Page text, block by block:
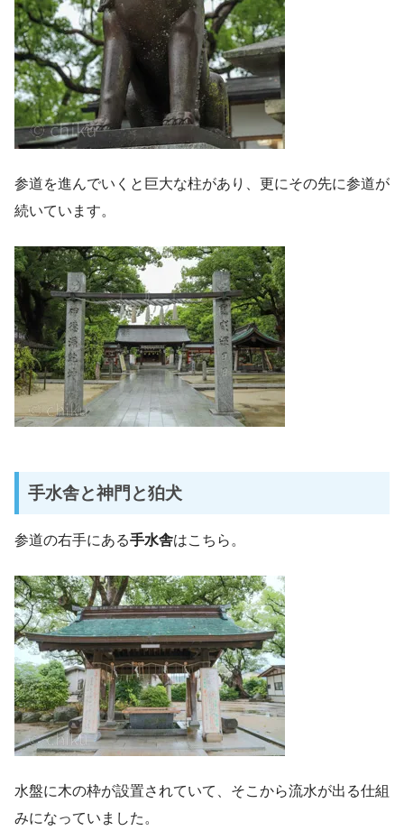
参道を進んでいくと巨大な柱があり、更にその先に参道が
続いています。
手水舎と神門と狛犬
参道の右手にある手水舎はこちら。
水盤に木の枠が設置されていて、そこから流水が出る仕組
みになっていました。